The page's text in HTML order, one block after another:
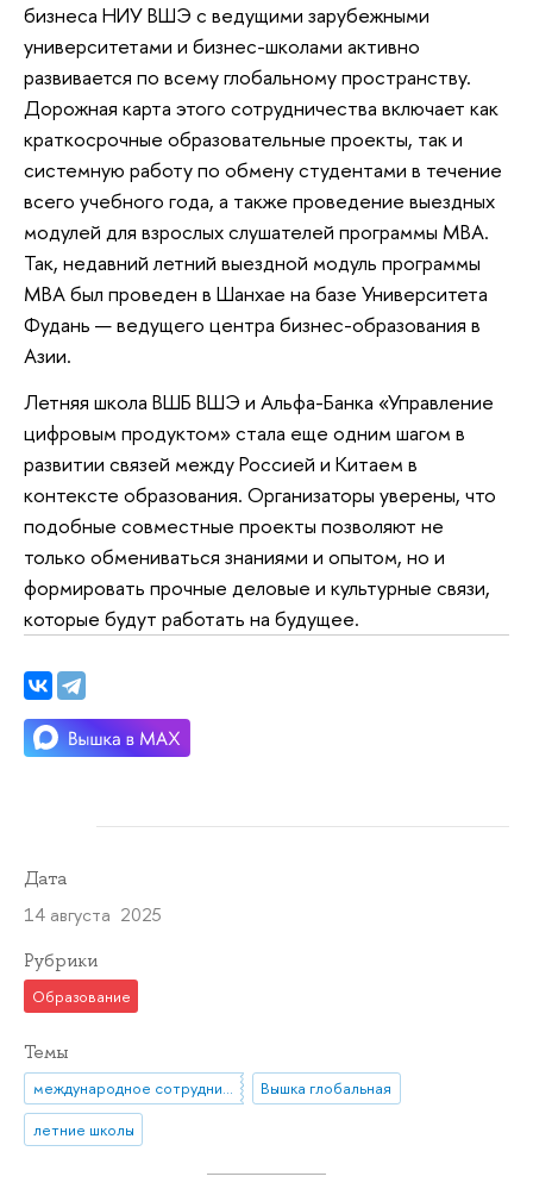
бизнеса НИУ ВШЭ с ведущими зарубежными
университетами и бизнес-школами активно
развивается по всему глобальному пространству.
Дорожная карта этого сотрудничества включает как
краткосрочные образовательные проекты, так и
системную работу по обмену студентами в течение
всего учебного года, а также проведение выездных
модулей для взрослых слушателей программы MBA.
Так, недавний летний выездной модуль программы
MBA был проведен в Шанхае на базе Университета
Фудань — ведущего центра бизнес-образования в
Азии.
Летняя школа ВШБ ВШЭ и Альфа-Банка «Управление
цифровым продуктом» стала еще одним шагом в
развитии связей между Россией и Китаем в
контексте образования. Организаторы уверены, что
подобные совместные проекты позволяют не
только обмениваться знаниями и опытом, но и
формировать прочные деловые и культурные связи,
которые будут работать на будущее.
Дата
14 августа 2025
Рубрики
Образование
Темы
международное сотрудничество
Вышка глобальная
летние школы